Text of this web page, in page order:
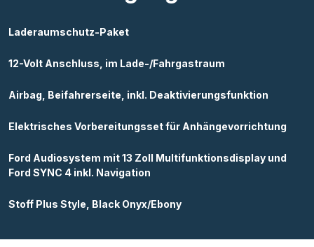
Laderaumschutz-Paket
12-Volt Anschluss, im Lade-/Fahrgastraum
Airbag, Beifahrerseite, inkl. Deaktivierungsfunktion
Elektrisches Vorbereitungsset für Anhängevorrichtung
Ford Audiosystem mit 13 Zoll Multifunktionsdisplay und
Ford SYNC 4 inkl. Navigation
Stoff Plus Style, Black Onyx/Ebony